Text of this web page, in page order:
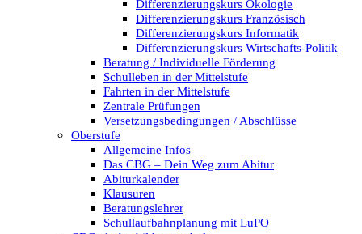
Differenzierungskurs Ökologie
Differenzierungskurs Französisch
Differenzierungskurs Informatik
Differenzierungskurs Wirtschafts-Politik
Beratung / Individuelle Förderung
Schulleben in der Mittelstufe
Fahrten in der Mittelstufe
Zentrale Prüfungen
Versetzungsbedingungen / Abschlüsse
Oberstufe
Allgemeine Infos
Das CBG – Dein Weg zum Abitur
Abiturkalender
Klausuren
Beratungslehrer
Schullaufbahnplanung mit LuPO